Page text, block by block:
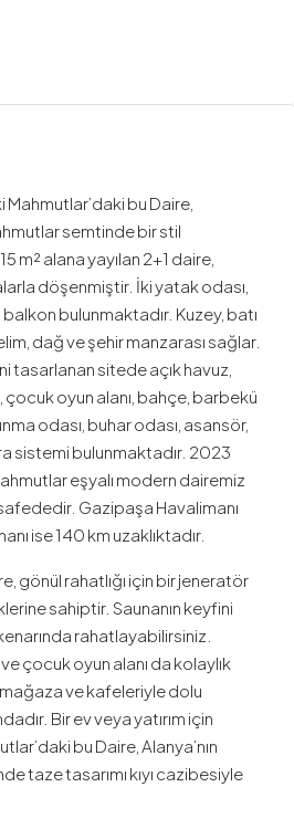
bu Daire,
semtinde bir stil
m² alana yayılan 2+1 daire,
döşenmiştir. İki yatak odası,
bulunmaktadır. Kuzey, batı
dağ ve şehir manzarası sağlar.
tasarlanan sitede açık havuz,
oyun alanı, bahçe, barbekü
odası, buhar odası, asansör,
sistemi bulunmaktadır. 2023
eşyalı modern dairemiz
Gazipaşa Havalimanı
ise 140 km uzaklıktadır.
gönül rahatlığı için bir jeneratör
sahiptir. Saunanın keyfini
rahatlayabilirsiniz.
çocuk oyun alanı da kolaylık
mağaza ve kafeleriyle dolu
Bir ev veya yatırım için
bu Daire, Alanya’nın
taze tasarımı kıyı cazibesiyle